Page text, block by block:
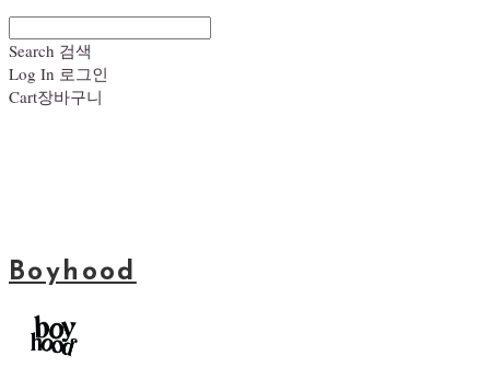
Search 검색
Log In 로그인
Cart장바구니
Boyhood